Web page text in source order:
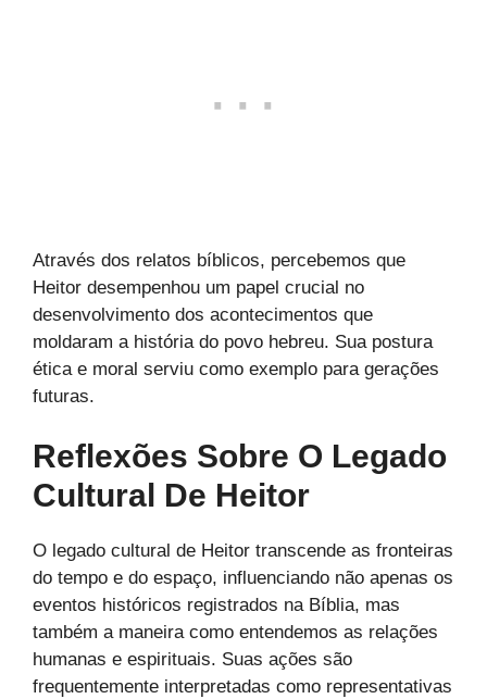
Através dos relatos bíblicos, percebemos que
Heitor desempenhou um papel crucial no
desenvolvimento dos acontecimentos que
moldaram a história do povo hebreu. Sua postura
ética e moral serviu como exemplo para gerações
futuras.
Reflexões Sobre O Legado
Cultural De Heitor
O legado cultural de Heitor transcende as fronteiras
do tempo e do espaço, influenciando não apenas os
eventos históricos registrados na Bíblia, mas
também a maneira como entendemos as relações
humanas e espirituais. Suas ações são
frequentemente interpretadas como representativas